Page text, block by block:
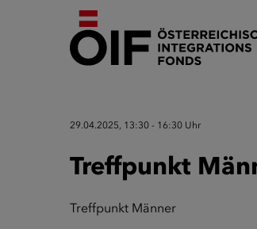
29.04.2025, 13:30 - 16:30 Uhr
Treffpunkt
Treffpunkt Männer